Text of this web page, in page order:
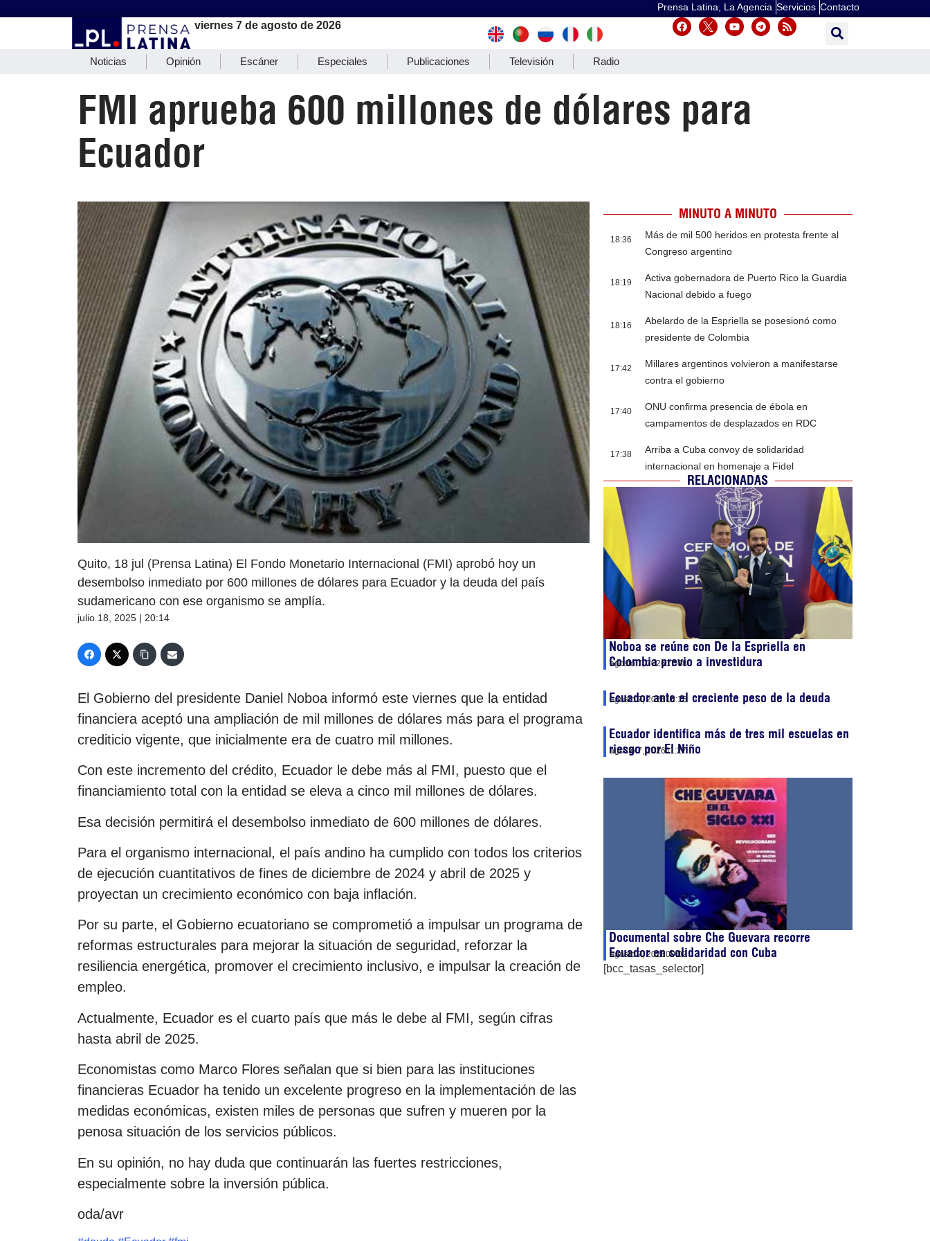
Prensa Latina, La Agencia Servicios Contacto
viernes 7 de agosto de 2026
Noticias Opinión Escáner Especiales Publicaciones Televisión Radio
FMI aprueba 600 millones de dólares para
Ecuador
Quito, 18 jul (Prensa Latina) El Fondo Monetario Internacional (FMI) aprobó hoy un
desembolso inmediato por 600 millones de dólares para Ecuador y la deuda del país
sudamericano con ese organismo se amplía.
julio 18, 2025 | 20:14
El Gobierno del presidente Daniel Noboa informó este viernes que la entidad
financiera aceptó una ampliación de mil millones de dólares más para el programa
crediticio vigente, que inicialmente era de cuatro mil millones.
Con este incremento del crédito, Ecuador le debe más al FMI, puesto que el
financiamiento total con la entidad se eleva a cinco mil millones de dólares.
Esa decisión permitirá el desembolso inmediato de 600 millones de dólares.
Para el organismo internacional, el país andino ha cumplido con todos los criterios
de ejecución cuantitativos de fines de diciembre de 2024 y abril de 2025 y
proyectan un crecimiento económico con baja inflación.
Por su parte, el Gobierno ecuatoriano se comprometió a impulsar un programa de
reformas estructurales para mejorar la situación de seguridad, reforzar la
resiliencia energética, promover el crecimiento inclusivo, e impulsar la creación de
empleo.
Actualmente, Ecuador es el cuarto país que más le debe al FMI, según cifras
hasta abril de 2025.
Economistas como Marco Flores señalan que si bien para las instituciones
financieras Ecuador ha tenido un excelente progreso en la implementación de las
medidas económicas, existen miles de personas que sufren y mueren por la
penosa situación de los servicios públicos.
En su opinión, no hay duda que continuarán las fuertes restricciones,
especialmente sobre la inversión pública.
oda/avr
MINUTO A MINUTO
18:36
Más de mil 500 heridos en protesta frente al
Congreso argentino
18:19
Activa gobernadora de Puerto Rico la Guardia
Nacional debido a fuego
18:16
Abelardo de la Espriella se posesionó como
presidente de Colombia
17:42
Millares argentinos volvieron a manifestarse
contra el gobierno
17:40
ONU confirma presencia de ébola en
campamentos de desplazados en RDC
17:38
Arriba a Cuba convoy de solidaridad
internacional en homenaje a Fidel
RELACIONADAS
Noboa se reúne con De la Espriella en
Colombia previo a investidura
agosto 7, 202617:08
Ecuador ante el creciente peso de la deuda
agosto 7, 202616:15
Ecuador identifica más de tres mil escuelas en
riesgo por El Niño
agosto 7, 202611:27
Documental sobre Che Guevara recorre
Ecuador en solidaridad con Cuba
agosto 7, 202600:02
[bcc_tasas_selector]